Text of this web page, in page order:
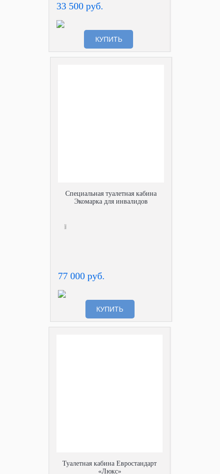
33 500 руб.
КУПИТЬ
Специальная туалетная кабина
Экомарка для инвалидов
77 000 руб.
КУПИТЬ
Туалетная кабина Евростандарт
«Люкс»